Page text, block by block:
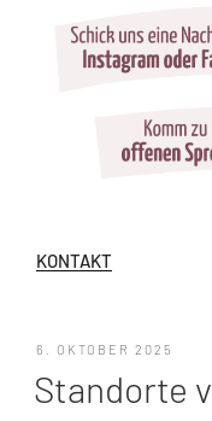
KONTAKT
VERÖFFENTLICHT
6. OKTOBER 2025
Standorte